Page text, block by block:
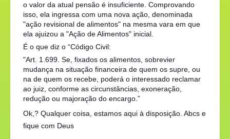
o valor da atual pensão é insuficiente. Comprovando
isso, ela ingressa com uma nova ação, denominada
"ação revisional de alimentos" na mesma vara em que
ela ajuizou a "Ação de Alimentos" inicial.
É o que diz o “Código Civil:
"Art. 1.699. Se, fixados os alimentos, sobrevier
mudança na situação financeira de quem os supre, ou
na de quem os recebe, poderá o interessado reclamar
ao juiz, conforme as circunstâncias, exoneração,
redução ou majoração do encargo.”
Ok,? Qualquer coisa, estamos aqui à disposição. Abcs e
fique com Deus